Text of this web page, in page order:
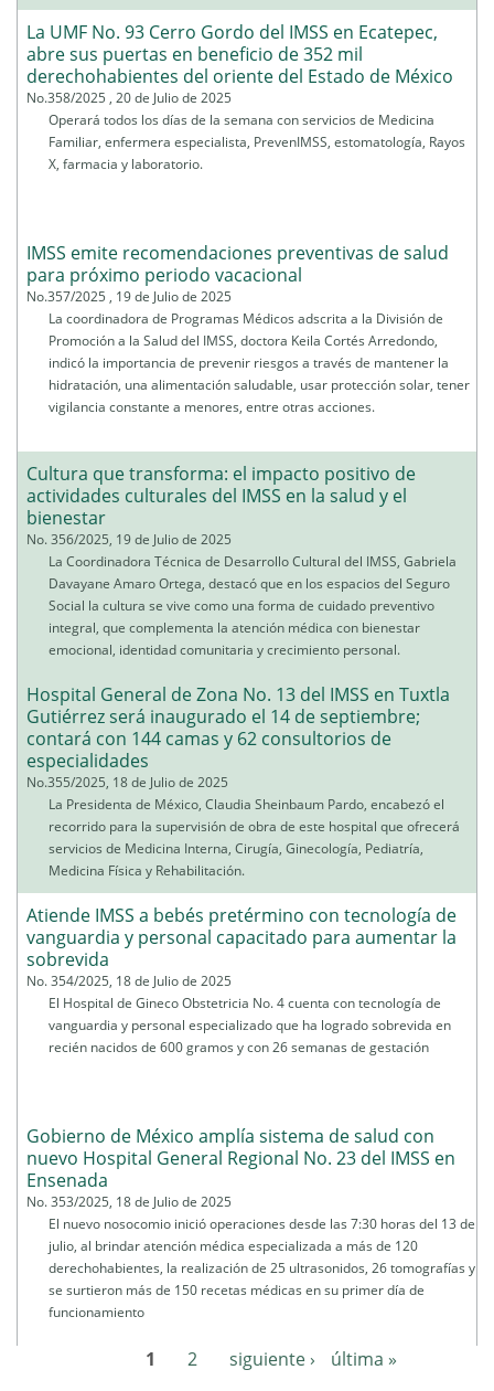
La UMF No. 93 Cerro Gordo del IMSS en Ecatepec,
abre sus puertas en beneficio de 352 mil
derechohabientes del oriente del Estado de México
No.358/2025 , 20 de Julio de 2025
Operará todos los días de la semana con servicios de Medicina
Familiar, enfermera especialista, PrevenIMSS, estomatología, Rayos
X, farmacia y laboratorio.
IMSS emite recomendaciones preventivas de salud
para próximo periodo vacacional
No.357/2025 , 19 de Julio de 2025
La coordinadora de Programas Médicos adscrita a la División de
Promoción a la Salud del IMSS, doctora Keila Cortés Arredondo,
indicó la importancia de prevenir riesgos a través de mantener la
hidratación, una alimentación saludable, usar protección solar, tener
vigilancia constante a menores, entre otras acciones.
Cultura que transforma: el impacto positivo de
actividades culturales del IMSS en la salud y el
bienestar
No. 356/2025, 19 de Julio de 2025
La Coordinadora Técnica de Desarrollo Cultural del IMSS, Gabriela
Davayane Amaro Ortega, destacó que en los espacios del Seguro
Social la cultura se vive como una forma de cuidado preventivo
integral, que complementa la atención médica con bienestar
emocional, identidad comunitaria y crecimiento personal.
Hospital General de Zona No. 13 del IMSS en Tuxtla
Gutiérrez será inaugurado el 14 de septiembre;
contará con 144 camas y 62 consultorios de
especialidades
No.355/2025, 18 de Julio de 2025
La Presidenta de México, Claudia Sheinbaum Pardo, encabezó el
recorrido para la supervisión de obra de este hospital que ofrecerá
servicios de Medicina Interna, Cirugía, Ginecología, Pediatría,
Medicina Física y Rehabilitación.
Atiende IMSS a bebés pretérmino con tecnología de
vanguardia y personal capacitado para aumentar la
sobrevida
No. 354/2025, 18 de Julio de 2025
El Hospital de Gineco Obstetricia No. 4 cuenta con tecnología de
vanguardia y personal especializado que ha logrado sobrevida en
recién nacidos de 600 gramos y con 26 semanas de gestación
Gobierno de México amplía sistema de salud con
nuevo Hospital General Regional No. 23 del IMSS en
Ensenada
No. 353/2025, 18 de Julio de 2025
El nuevo nosocomio inició operaciones desde las 7:30 horas del 13 de
julio, al brindar atención médica especializada a más de 120
derechohabientes, la realización de 25 ultrasonidos, 26 tomografías y
se surtieron más de 150 recetas médicas en su primer día de
funcionamiento
1 2 siguiente › última »